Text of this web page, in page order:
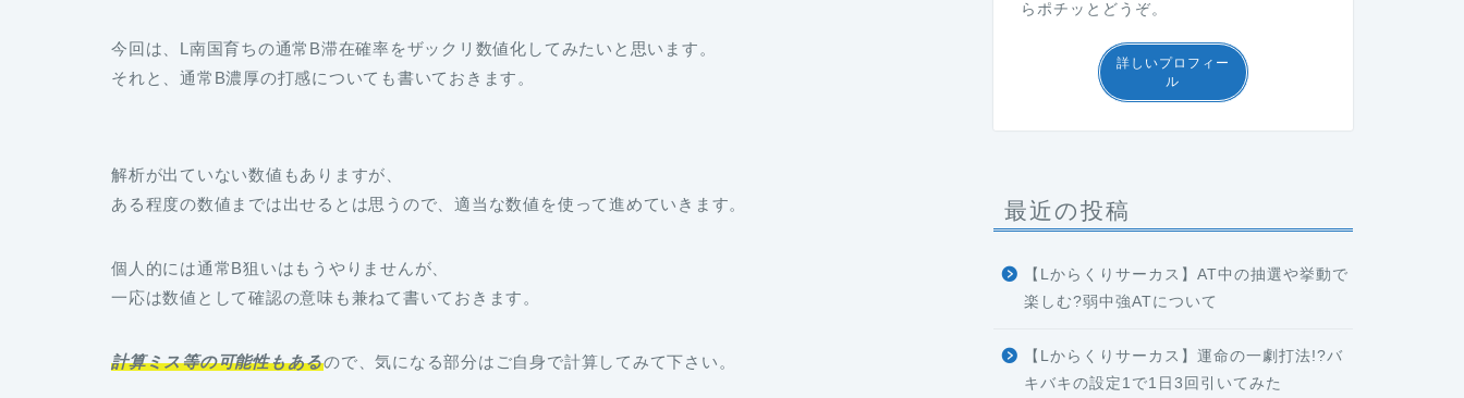
今回は、L南国育ちの通常B滞在確率をザックリ数値化してみたいと思います。
それと、通常B濃厚の打感についても書いておきます。
解析が出ていない数値もありますが、
ある程度の数値までは出せるとは思うので、適当な数値を使って進めていきます。
個人的には通常B狙いはもうやりませんが、
一応は数値として確認の意味も兼ねて書いておきます。
計算ミス等の可能性もあるので、気になる部分はご自身で計算してみて下さい。
らポチッとどうぞ。
詳しいプロフィー
ル
最近の投稿
【Lからくりサーカス】AT中の抽選や挙動で
楽しむ?弱中強ATについて
【Lからくりサーカス】運命の一劇打法!?バ
キバキの設定1で1日3回引いてみた